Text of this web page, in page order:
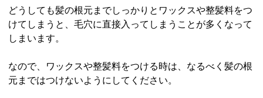
どうしても髪の根元までしっかりとワックスや整髪料をつ
けてしまうと、毛穴に直接入ってしまうことが多くなって
しまいます。
なので、ワックスや整髪料をつける時は、なるべく髪の根
元まではつけないようにしてください。